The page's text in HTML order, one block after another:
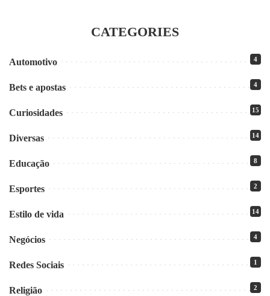
CATEGORIES
Automotivo 4
Bets e apostas 4
Curiosidades 15
Diversas 14
Educação 8
Esportes 2
Estilo de vida 14
Negócios 4
Redes Sociais 1
Religião 2